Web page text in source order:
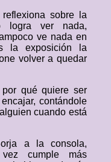
sobre la
ver nada,
ve nada en
la exposición la
volver a quedar
qué quiere ser
contándole
cuando está
a la consola,
cumple más